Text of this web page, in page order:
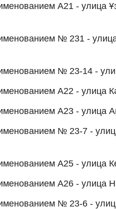
А21 - улица
№ 231 -
№ 23-14 -
А22 - улица
А23 - улица
№ 23-7 -
А25 - улица
А26 - улица
№ 23-6 -